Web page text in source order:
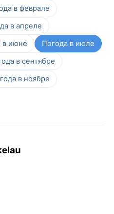
в феврале
в апреле
в июне
Погода в июле
в сентябре
в ноябре